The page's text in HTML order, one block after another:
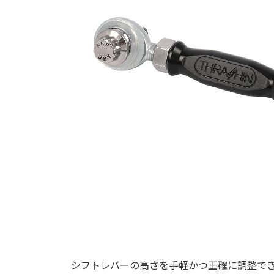
シフトレバーの高さを手軽かつ正確に調整で